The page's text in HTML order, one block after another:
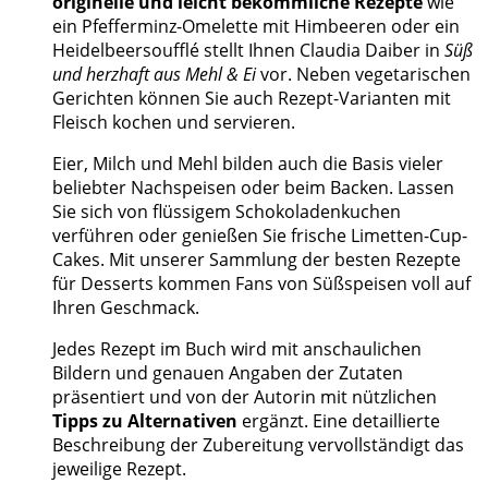
ein Pfefferminz-Omelette mit Himbeeren oder ein
Heidelbeersoufflé stellt Ihnen Claudia Daiber in Süß
und herzhaft aus Mehl & Eivor. Neben vegetarischen
Gerichten können Sie auch Rezept-Varianten mit
Fleisch kochen und servieren.
Eier, Milch und Mehl bilden auch die Basis vieler
beliebter Nachspeisen oder beim Backen. Lassen
Sie sich von flüssigem Schokoladenkuchen
verführen oder genießen Sie frische Limetten-Cup-
Cakes. Mit unserer Sammlung der besten Rezepte
für Desserts kommen Fans von Süßspeisen voll auf
Ihren Geschmack.
Jedes Rezept im Buch wird mit anschaulichen
Bildern und genauen Angaben der Zutaten
präsentiert und von der Autorin mit nützlichen
Tipps zu Alternativen ergänzt. Eine detaillierte
Beschreibung der Zubereitung vervollständigt das
jeweilige Rezept.